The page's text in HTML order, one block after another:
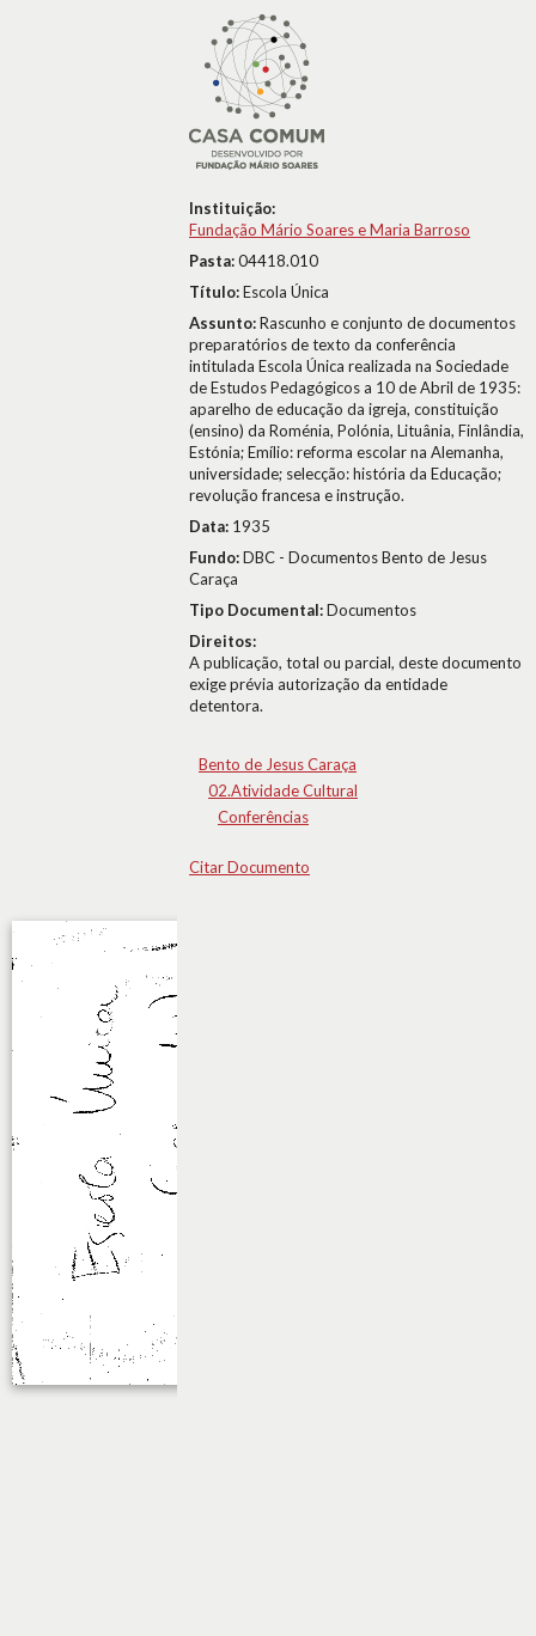
Instituição:
Fundação Mário Soares e Maria Barroso
Pasta:04418.010
Título:Escola Única
Assunto:Rascunho e conjunto de documentos
preparatórios de texto da conferência
intitulada Escola Única realizada na Sociedade
de Estudos Pedagógicos a 10 de Abril de 1935:
aparelho de educação da igreja, constituição
(ensino) da Roménia, Polónia, Lituânia, Finlândia,
Estónia; Emílio: reforma escolar na Alemanha,
universidade; selecção: história da Educação;
revolução francesa e instrução.
Data: 1935
Fundo:DBC - Documentos Bento de Jesus
Caraça
Tipo Documental:Documentos
Direitos:
A publicação, total ou parcial, deste documento
exige prévia autorização da entidade
detentora.
Bento de Jesus Caraça
02.Atividade Cultural
Conferências
Citar Documento